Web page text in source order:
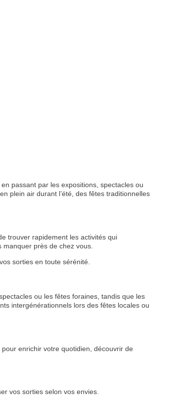
passant par les expositions, spectacles ou
plein air durant l’été, des fêtes traditionnelles
trouver rapidement les activités qui
près de chez vous.
sorties en toute sérénité.
ou les fêtes foraines, tandis que les
intergénérationnels lors des fêtes locales ou
pour enrichir votre quotidien, découvrir de
vos sorties selon vos envies.